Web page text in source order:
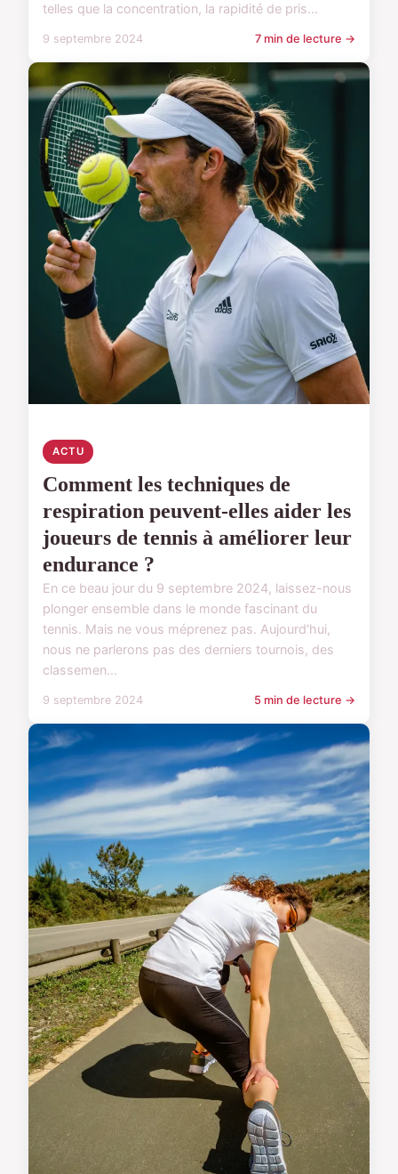
telles que la concentration, la rapidité de pris...
9 septembre 2024 7 min de lecture →
ACTU
Comment les techniques de
respiration peuvent-elles aider les
joueurs de tennis à améliorer leur
endurance ?
En ce beau jour du 9 septembre 2024, laissez-nous
plonger ensemble dans le monde fascinant du
tennis. Mais ne vous méprenez pas. Aujourd'hui,
nous ne parlerons pas des derniers tournois, des
classemen...
9 septembre 2024 5 min de lecture →